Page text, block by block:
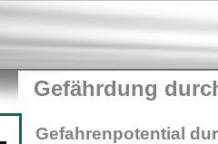
Gefährdung
Gefahrenpotential